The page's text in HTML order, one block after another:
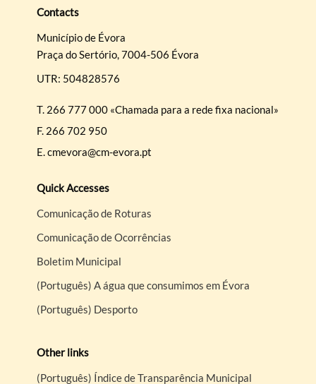
Contacts
Município de Évora
Praça do Sertório, 7004-506 Évora
UTR: 504828576
T. 266 777 000 «Chamada para a rede fixa nacional»
F. 266 702 950
E.cmevora@cm-evora.pt
Quick Accesses
Comunicação de Roturas
Comunicação de Ocorrências
Boletim Municipal
(Português) A água que consumimos em Évora
(Português) Desporto
Other links
(Português) Índice de Transparência Municipal